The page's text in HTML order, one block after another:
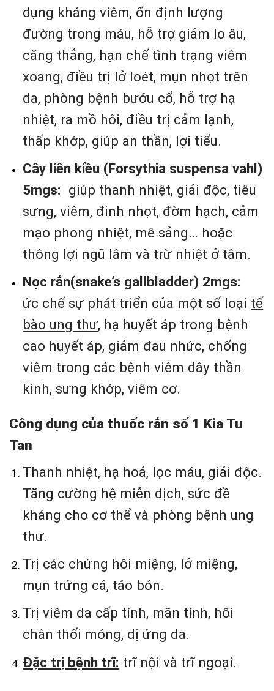
dụng kháng viêm, ổn định lượng
đường trong máu, hỗ trợ giảm lo âu,
căng thẳng, hạn chế tình trạng viêm
xoang, điều trị lở loét, mụn nhọt trên
da, phòng bệnh bướu cổ, hỗ trợ hạ
nhiệt, ra mồ hôi, điều trị cảm lạnh,
thấp khớp, giúp an thần, lợi tiểu.
Cây liên kiều (Forsythia suspensa vahl)
5mgs: giúp thanh nhiệt, giải độc, tiêu
sưng, viêm, đinh nhọt, đờm hạch, cảm
mạo phong nhiệt, mê sảng… hoặc
thông lợi ngũ lâm và trừ nhiệt ở tâm.
Nọc rắn(snake’s gallbladder) 2mgs:
ức chế sự phát triển của một số loại tế
bào ung thư, hạ huyết áp trong bệnh
cao huyết áp, giảm đau nhức, chống
viêm trong các bệnh viêm dây thần
kinh, sưng khớp, viêm cơ.
Công dụng của thuốc rắn số 1 Kia Tu
Tan
Thanh nhiệt, hạ hoả, lọc máu, giải độc.
Tăng cường hệ miễn dịch, sức đề
kháng cho cơ thể và phòng bệnh ung
thư.
Trị các chứng hôi miệng, lở miệng,
mụn trứng cá, táo bón.
Trị viêm da cấp tính, mãn tính, hôi
chân thối móng, dị ứng da.
Đặc trị bệnh trĩ: trĩ nội và trĩ ngoại.